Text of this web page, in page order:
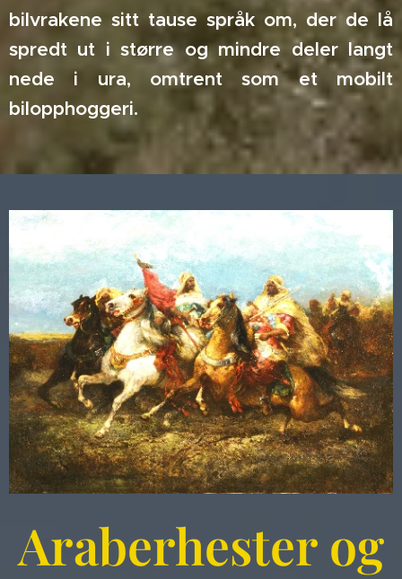
bilvrakene sitt tause språk om, der de lå
spredt ut i større og mindre deler langt
nede i ura, omtrent som et mobilt
bilopphoggeri.
Araberhester og